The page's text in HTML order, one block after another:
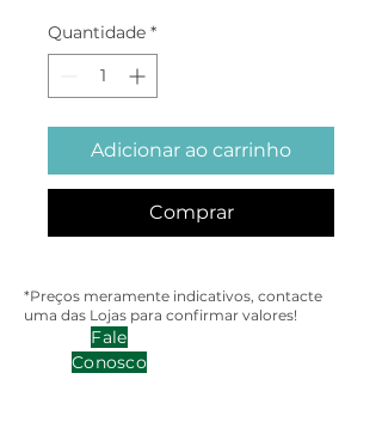
Quantidade *
Adicionar ao carrinho
Comprar
*Preços meramente indicativos, contacte
uma das Lojas para confirmar valores!
Fale
Conosco